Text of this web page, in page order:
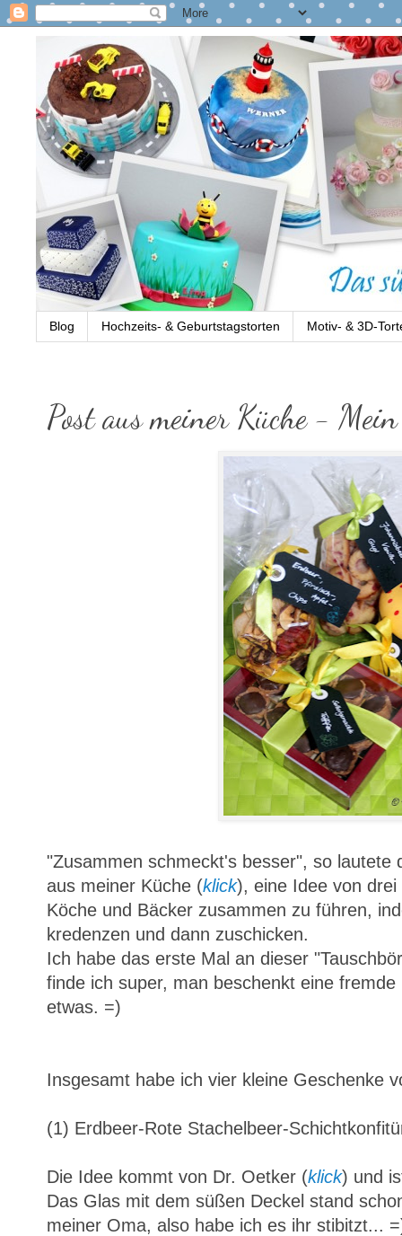
Blog Hochzeits- & Geburtstagstorten Motiv- & 3D-
Post aus meiner Küche -
"Zusammen schmeckt's besser", so lautete
aus meiner Küche (klick), eine Idee von
Köche und Bäcker zusammen zu führen,
kredenzen und dann zuschicken.
Ich habe das erste Mal an dieser
finde ich super, man beschenkt eine
etwas. =)
Insgesamt habe ich vier kleine Geschenke
(1) Erdbeer-Rote Stachelbeer-
Die Idee kommt von Dr. Oetker (klick) und
Das Glas mit dem süßen Deckel stand
meiner Oma, also habe ich es ihr stibitzt...